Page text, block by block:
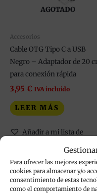
Para ofrecer las mejores
cookies para almacenar y/o
consentimiento de estas
como el comportamiento de
AGOTADO
Accesorios
Cable OTG Tipo C a USB
Negro – Adaptador de 20
para conexión rápida
3,95 € IVA incluido
LEER MÁS
Añadir a mi lista de